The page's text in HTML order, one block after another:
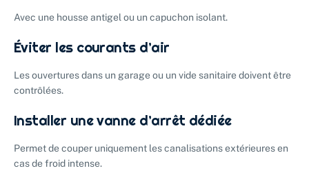
Avec une housse antigel ou un capuchon isolant.
Éviter les courants d’air
Les ouvertures dans un garage ou un vide sanitaire doivent être
contrôlées.
Installer une vanne d’arrêt dédiée
Permet de couper uniquement les canalisations extérieures en
cas de froid intense.